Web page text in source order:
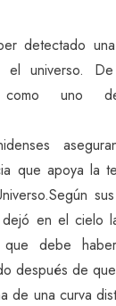
detectado
universo.
como uno
que apoya la
en el cielo
debe
después de
de una curva